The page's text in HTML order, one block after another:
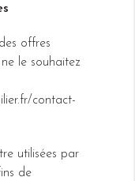
offres
le souhaitez
contact-
utilisées par
de